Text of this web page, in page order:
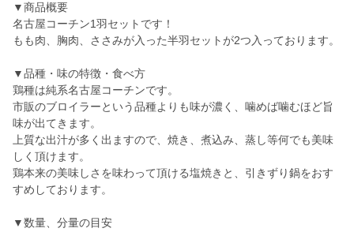
▼商品概要
名古屋コーチン1羽セットです！
もも肉、胸肉、ささみが入った半羽セットが2つ入っております。
▼品種・味の特徴・食べ方
鶏種は純系名古屋コーチンです。
市販のブロイラーという品種よりも味が濃く、噛めば噛むほど旨
味が出てきます。
上質な出汁が多く出ますので、焼き、煮込み、蒸し等何でも美味
しく頂けます。
鶏本来の美味しさを味わって頂ける塩焼きと、引きずり鍋をおす
すめしております。
▼数量、分量の目安